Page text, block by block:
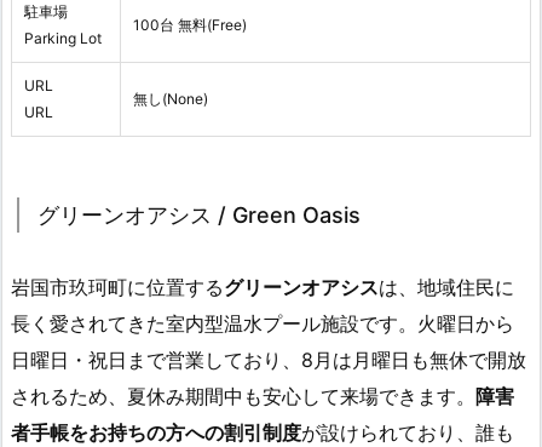
駐車場
Parking Lot
100台 無料(Free)
URL
URL
無し(None)
グリーンオアシス / Green Oasis
岩国市玖珂町に位置するグリーンオアシスは、地域住民に
長く愛されてきた室内型温水プール施設です。火曜日から
日曜日・祝日まで営業しており、8月は月曜日も無休で開放
されるため、夏休み期間中も安心して来場できます。 障害
者手帳をお持ちの方への割引制度が設けられており、誰も